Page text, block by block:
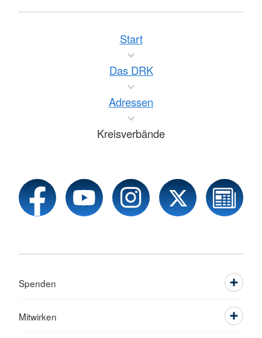
Start
Das DRK
Adressen
Kreisverbände
Spenden
Mitwirken